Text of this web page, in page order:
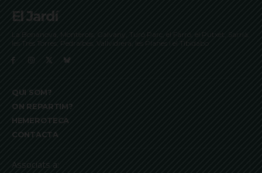
El Jardí
La Bonanova, Monterols, Galvany, Turó Parc, el Farró, el Putxet, Sarrià,
les Tres Torres, Pedralbes, Vallvidrera, les Planes i el Tibidabo
QUI SOM?
ON REPARTIM?
HEMEROTECA
CONTACTA
Associats a: